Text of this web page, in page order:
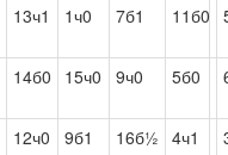
13ч1 1ч0 7б1 11б0
14б0 15ч0 9ч0 5б0
12ч0 9б1 16б½ 4ч1